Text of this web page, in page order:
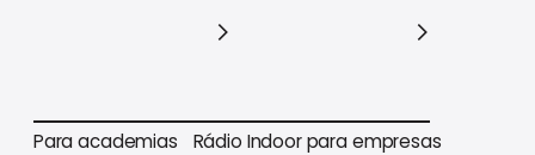
Para varejo em geral Para supermercados
Para academias Rádio Indoor para empresas